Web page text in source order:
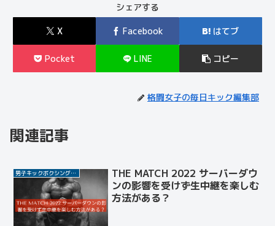
シェアする
X Facebook はてブ
Pocket LINE コピー
格闘女子の毎日キック編集部
関連記事
男子キックボクシング選手
THE MATCH 2022 サーバーダウ
ンの影響を受けず生中継を楽しむ
方法がある？